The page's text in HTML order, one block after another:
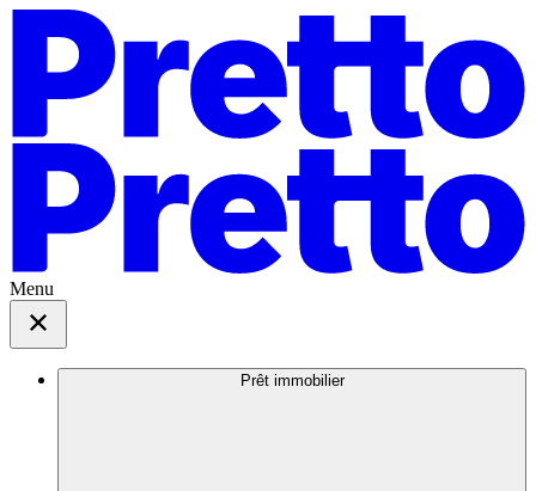
Menu
Prêt immobilier